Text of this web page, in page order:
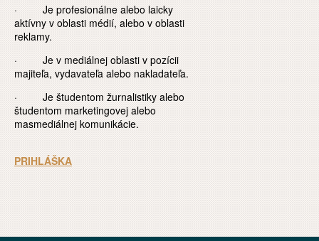
· Je profesionálne alebo laicky
aktívny v oblasti médií, alebo v oblasti
reklamy.
· Je v mediálnej oblasti v pozícii
majiteľa, vydavateľa alebo nakladateľa.
· Je študentom žurnalistiky alebo
študentom marketingovej alebo
masmediálnej komunikácie.
PRIHLÁŠKA